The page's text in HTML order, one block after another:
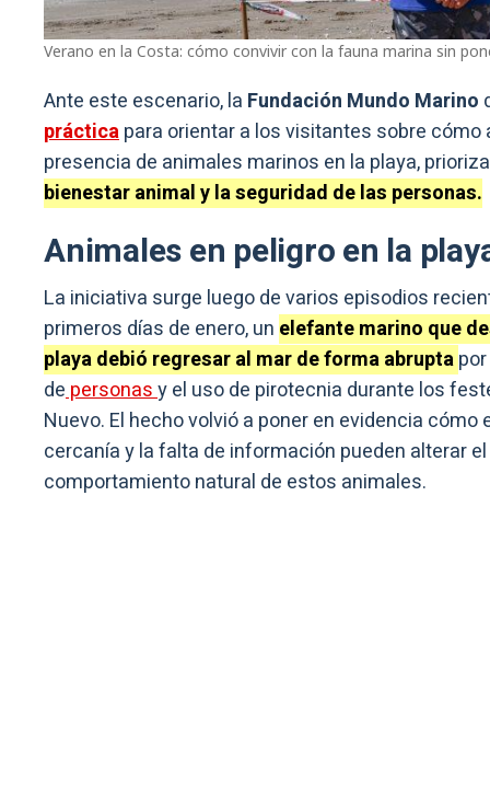
Verano en la Costa: cómo convivir con la fauna marina sin
Ante este escenario, la Fundación Mundo Marino
prácticapara orientar a los visitantes sobre
presencia de animales marinos en la playa,
bienestar animal y la seguridad de las personas.
Animales en peligro en la
La iniciativa surge luego de varios episodios
primeros días de enero, un elefante marino que
playa debió regresar al mar de forma abrupta
depersonasy el uso de pirotecnia durante los
Nuevo. El hecho volvió a poner en evidencia cómo
cercanía y la falta de información pueden alterar el
comportamiento natural de estos animales.